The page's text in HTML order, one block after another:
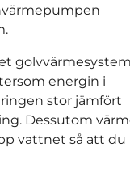
energin i
stor jämfört
Dessutom
vattnet så att du